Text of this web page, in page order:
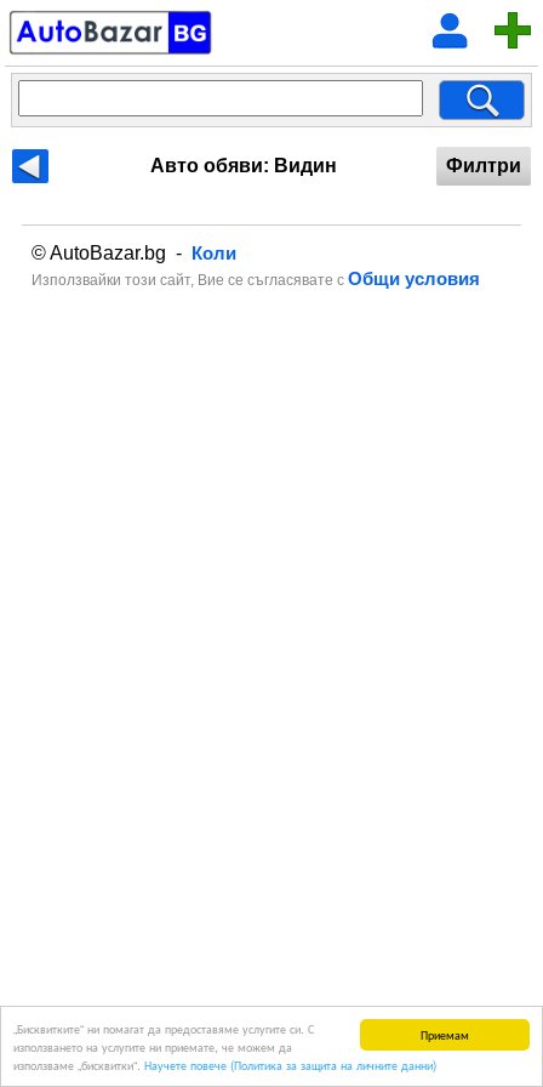
Приемам
„Бисквитките“ ни помагат да предоставяме услугите си. С
използването на услугите ни приемате, че можем да
използваме „бисквитки“. Научете повече (Политика за защита на личните данни)
Авто обяви: Видин Филтри
© AutoBazar.bg - Коли
Използвайки този сайт, Вие се съгласявате с Общи условия